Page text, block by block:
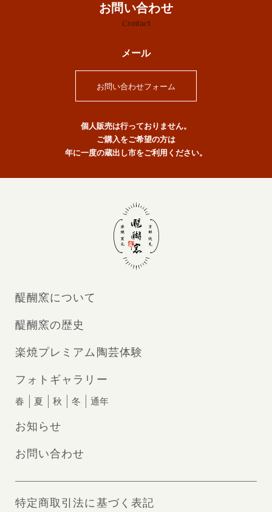
お問い合わせ
Contact
メール
お問い合わせフォーム
個人販売は行っておりません。
ご購入をご希望の方は
年に一度の蔵出し市をご利用ください。
醍醐窯について
醍醐窯の歴史
楽焼プレミアム陶芸体験
フォトギャラリー
春 夏 秋 冬 通年
お知らせ
お問い合わせ
特定商取引法に基づく表記